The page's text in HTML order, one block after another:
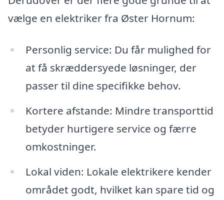
vælge en elektriker fra Øster Hornum:
Personlig service: Du får mulighed for
at få skræddersyede løsninger, der
passer til dine specifikke behov.
Kortere afstande: Mindre transporttid
betyder hurtigere service og færre
omkostninger.
Lokal viden: Lokale elektrikere kender
området godt, hvilket kan spare tid og